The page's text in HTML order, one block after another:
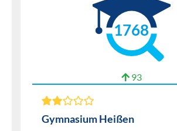
1768
93
Gymnasium Heißen